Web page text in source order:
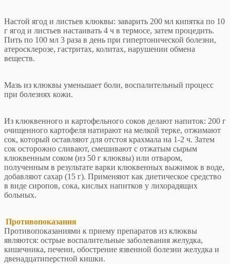
Настой ягод и листьев клюквы: заварить 200 мл кипятка по 10
г ягод и листьев настаивать 4 ч в термосе, затем процедить.
Пить по 100 мл 3 раза в день при гипертонической болезни,
атеросклерозе, гастритах, колитах, нарушении обмена
веществ.
Мазь из клюквы уменьшает боли, воспалительный процесс
при болезнях кожи.
Из клюквенного и картофельного соков делают напиток: 200 г
очищенного картофеля натирают на мелкой терке, отжимают
сок, который оставляют для отстоя крахмала на 1-2 ч. Затем
сок осторожно сливают, смешивают с отжатым сырым
клюквенным соком (из 50 г клюквы) или отваром,
полученным в результате варки клюквенных выжимок в воде,
добавляют сахар (15 г). Применяют как диетическое средство
в виде сиропов, сока, кислых напитков у лихорадящих
больных.
Противопоказания
Противопоказаниями к приему препаратов из клюквы
являются: острые воспалительные заболевания желудка,
кишечника, печени, обострение язвенной болезни желудка и
двенадцатиперстной кишки.